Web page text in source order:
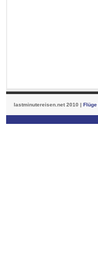
lastminutereisen.net 2010 | Flüge